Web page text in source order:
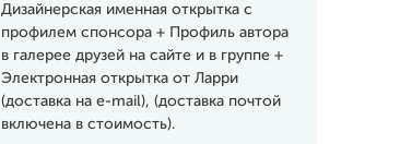
Дизайнерская именная открытка с
профилем спонсора + Профиль автора
в галерее друзей на сайте и в группе +
Электронная открытка от Ларри
(доставка на e-mail), (доставка почтой
включена в стоимость).